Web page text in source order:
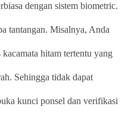
dengan sistem biometric.
tantangan. Misalnya, Anda
hitam tertentu yang
Sehingga tidak dapat
kunci ponsel dan verifikasi